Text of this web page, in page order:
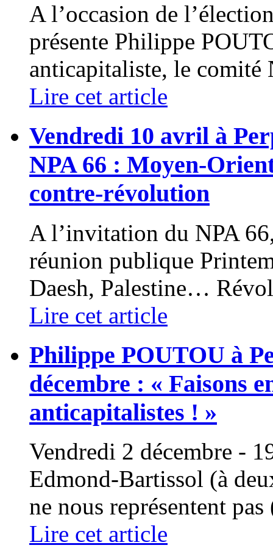
A l’occasion de
présente Philippe
anticapitaliste, le comité
Lire cet article
Vendredi 10 avril à
NPA 66 : Moyen-
contre-révolution
A l’invitation du NPA
réunion publique
Daesh, Palestine…
Lire cet article
Philippe POUTOU à
décembre : « Faisons
anticapitalistes ! »
Vendredi 2 décembre -
Edmond-Bartissol (à
ne nous représentent pas
Lire cet article